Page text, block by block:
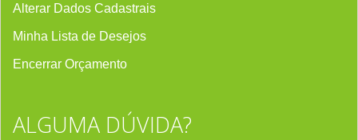
Alterar Dados Cadastrais
Minha Lista de Desejos
Encerrar Orçamento
ALGUMA DÚVIDA?